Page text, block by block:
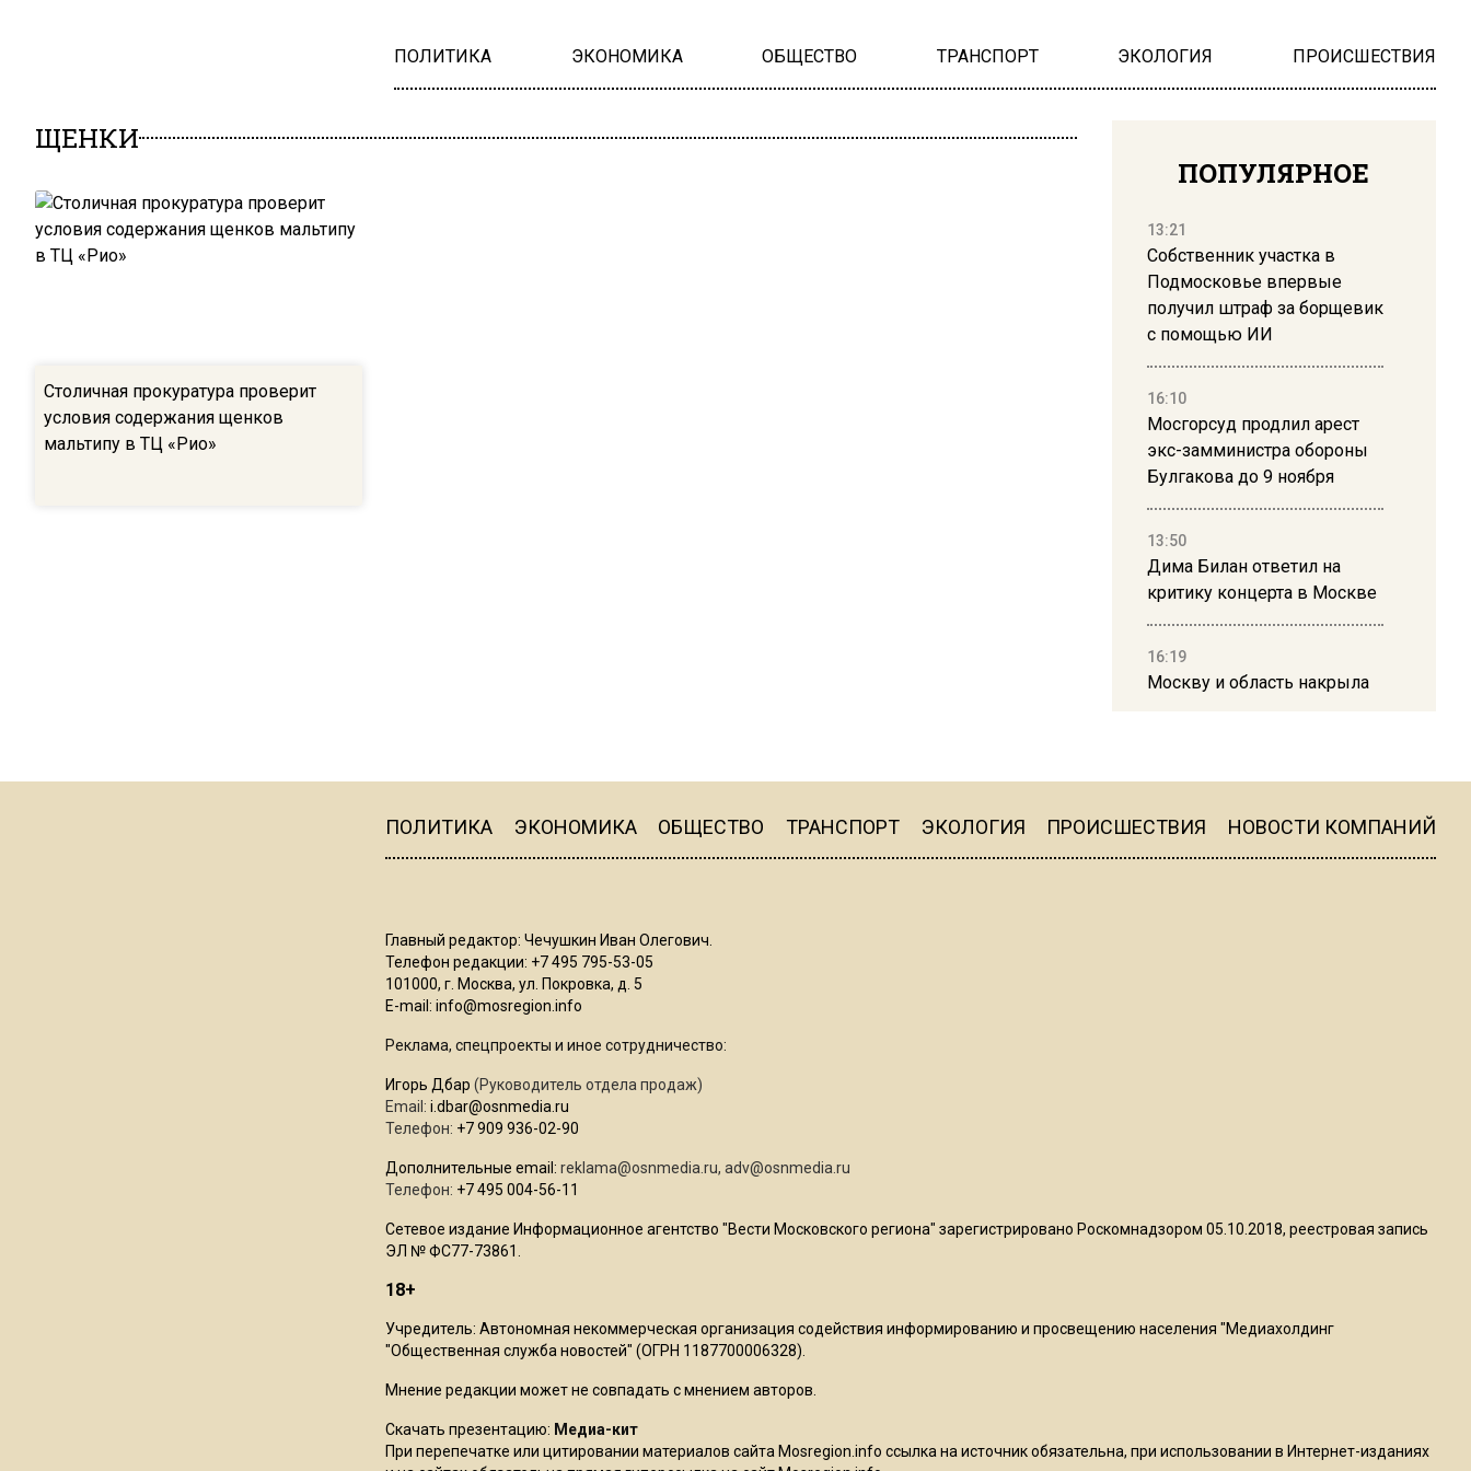
ПОЛИТИКА ЭКОНОМИКА ОБЩЕСТВО ТРАНСПОРТ ЭКОЛОГИЯ ПРОИСШЕСТВИЯ
ЩЕНКИ
Столичная прокуратура проверит
условия содержания щенков
мальтипу в ТЦ «Рио»
ПОПУЛЯРНОЕ
13:21
Собственник участка в
Подмосковье впервые
получил штраф за борщевик
с помощью ИИ
16:10
Мосгорсуд продлил арест
экс-замминистра обороны
Булгакова до 9 ноября
13:50
Дима Билан ответил на
критику концерта в Москве
16:19
Москву и область накрыла
ограничат движение на
13:50
«Химок»
ПОЛИТИКА ЭКОНОМИКА ОБЩЕСТВО ТРАНСПОРТ ЭКОЛОГИЯ ПРОИСШЕСТВИЯ НОВОСТИ КОМПАНИЙ
Главный редактор: Чечушкин Иван Олегович.
Телефон редакции: +7 495 795-53-05
101000, г. Москва, ул. Покровка, д. 5
E-mail: info@mosregion.info
Реклама, спецпроекты и иное сотрудничество:
Игорь Дбар (Руководитель отдела продаж)
Email: i.dbar@osnmedia.ru
Телефон: +7 909 936-02-90
Дополнительные email: reklama@osnmedia.ru, adv@osnmedia.ru
Телефон: +7 495 004-56-11
Сетевое издание Информационное агентство "Вести Московского региона" зарегистрировано Роскомнадзором 05.10.2018, реестровая запись
ЭЛ № ФС77-73861.
18+
Учредитель: Автономная некоммерческая организация содействия информированию и просвещению населения "Медиахолдинг
"Общественная служба новостей" (ОГРН 1187700006328).
Мнение редакции может не совпадать с мнением авторов.
Скачать презентацию: Медиа-кит
При перепечатке или цитировании материалов сайта Mosregion.info ссылка на источник обязательна, при использовании в Интернет-изданиях